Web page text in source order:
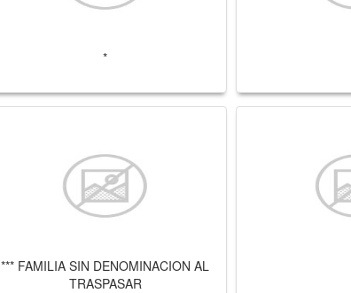
*
*** FAMILIA SIN DENOMINACION AL
TRASPASAR